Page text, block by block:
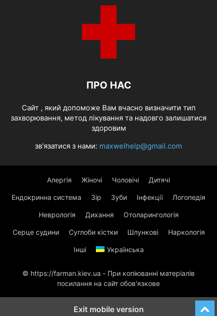
ПРО НАС
Cайт , який допоможе Вам вчасно визначити тип
захворювання, метод лікування та надовго залишатися
здоровим
зв'язатися з нами: maxwelhelp@gmail.com
Алергія Жіночі Чоловічі Дитячі
Ендокринна система Зір Зуби Інфекції Логопедія
Неврологія Дихання Отоларингологія
Серце судини Суглоби кістки Шлункові Наркологія
Інші Українська
© https://farman.kiev.ua - При копіюванні матеріалів
посилання на сайт обов'язкове
Exit mobile version